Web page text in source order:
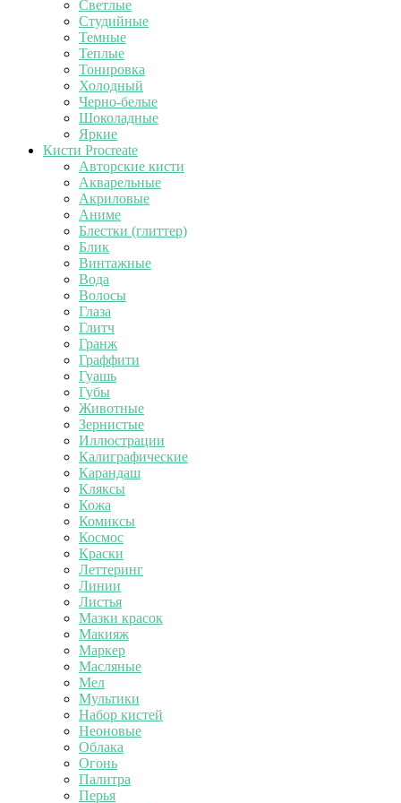
Светлые
Студийные
Темные
Теплые
Тонировка
Холодный
Черно-белые
Шоколадные
Яркие
Кисти Procreate
Авторские кисти
Акварельные
Акриловые
Аниме
Блестки (глиттер)
Блик
Винтажные
Вода
Волосы
Глаза
Глитч
Гранж
Граффити
Гуашь
Губы
Животные
Зернистые
Иллюстрации
Калиграфические
Карандаш
Кляксы
Кожа
Комиксы
Космос
Краски
Леттеринг
Линии
Листья
Мазки красок
Макияж
Маркер
Масляные
Мел
Мультики
Набор кистей
Неоновые
Облака
Огонь
Палитра
Перья